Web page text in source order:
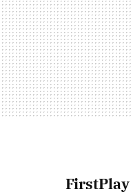
FirstPlay